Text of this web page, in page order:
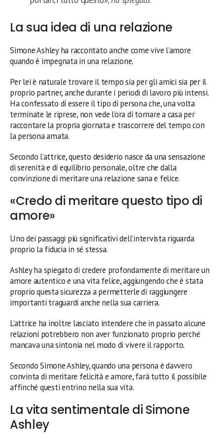
La sua idea di una relazione
Simone Ashley ha raccontato anche come vive l’amore
quando è impegnata in una relazione.
Per lei è naturale trovare il tempo sia per gli amici sia per il
proprio partner, anche durante i periodi di lavoro più intensi.
Ha confessato di essere il tipo di persona che, una volta
terminate le riprese, non vede l’ora di tornare a casa per
raccontare la propria giornata e trascorrere del tempo con
la persona amata.
Secondo l’attrice, questo desiderio nasce da una sensazione
di serenità e di equilibrio personale, oltre che dalla
convinzione di meritare una relazione sana e felice.
«Credo di meritare questo tipo di
amore»
Uno dei passaggi più significativi dell’intervista riguarda
proprio la fiducia in sé stessa.
Ashley ha spiegato di credere profondamente di meritare un
amore autentico e una vita felice, aggiungendo che è stata
proprio questa sicurezza a permetterle di raggiungere
importanti traguardi anche nella sua carriera.
L’attrice ha inoltre lasciato intendere che in passato alcune
relazioni potrebbero non aver funzionato proprio perché
mancava una sintonia nel modo di vivere il rapporto.
Secondo Simone Ashley, quando una persona è davvero
convinta di meritare felicità e amore, farà tutto il possibile
affinché questi entrino nella sua vita.
La vita sentimentale di Simone
Ashley